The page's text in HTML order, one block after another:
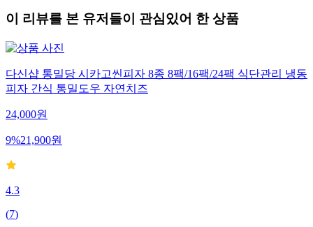
이 리뷰를 본 유저들이 관심있어 한 상품
다신샵 통밀당 시카고씬피자 8종 8팩/16팩/24팩 식단관리 냉동
피자 간식 통밀도우 자연치즈
24,000원
9%21,900원
4.3
(7)